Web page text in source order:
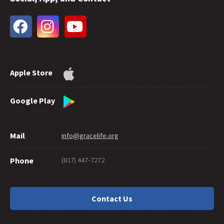
30 -
Wieviel Glauben braucht es für die Errettung?
29 - Wie gut muss man sein, um in den Himmel zu kommen?
26 -Suizid und Errettung
24 -Ewig sicher
Werden Jünger geboren oder gemacht?
21 -
Petrus als Vorbild für Jünger
19 - Was ist mit einem \Christen\", der nicht wie ein Christ lebt?"
17 -Traditionen oder Traditionalismus?
Gibt es eine Sünde, die Gott nicht vergibt?
15 -Die Auslegung des Hebräerbriefs: beginnend mit den Lesern
Apple Store
Google Play
Mail info@gracelife.org
Phone (817) 447-7272
Contact Us